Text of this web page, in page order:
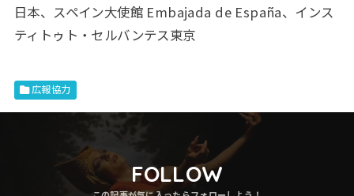
日本、スペイン大使館 Embajada de España、インス
ティトゥト・セルバンテス東京
広報協力
FOLLOW